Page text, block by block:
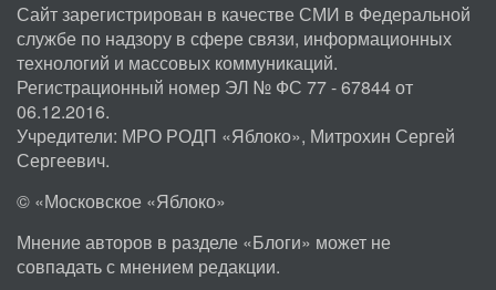
Сайт зарегистрирован в качестве СМИ в Федеральной
службе по надзору в сфере связи, информационных
технологий и массовых коммуникаций.
Регистрационный номер ЭЛ № ФС 77 - 67844 от
06.12.2016.
Учредители: МРО РОДП «Яблоко», Митрохин Сергей
Сергеевич.
© «Московское «Яблоко»
Мнение авторов в разделе «Блоги» может не
совпадать с мнением редакции.